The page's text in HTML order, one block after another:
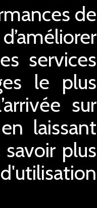
de
services
le plus
sur
laissant
plus